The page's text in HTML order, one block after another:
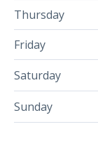
Thursday
Friday
Saturday
Sunday